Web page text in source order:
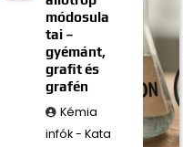
módosula
tai –
gyémánt,
grafit és
grafén
Kémia
infók - Kata